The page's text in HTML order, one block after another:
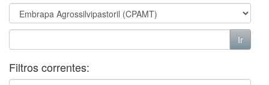
Filtros correntes: